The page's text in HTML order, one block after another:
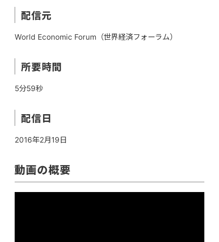
配信元
World Economic Forum（世界経済フォーラム）
所要時間
5分59秒
配信日
2016年2月19日
動画の概要